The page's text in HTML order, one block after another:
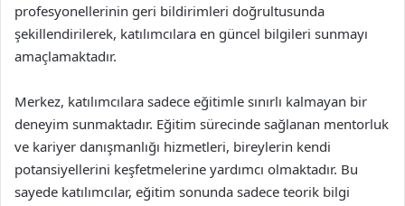
profesyonellerinin geri bildirimleri doğrultusunda
şekillendirilerek, katılımcılara en güncel bilgileri sunmayı
amaçlamaktadır.
Merkez, katılımcılara sadece eğitimle sınırlı kalmayan bir
deneyim sunmaktadır. Eğitim sürecinde sağlanan mentorluk
ve kariyer danışmanlığı hizmetleri, bireylerin kendi
potansiyellerini keşfetmelerine yardımcı olmaktadır. Bu
sayede katılımcılar, eğitim sonunda sadece teorik bilgi